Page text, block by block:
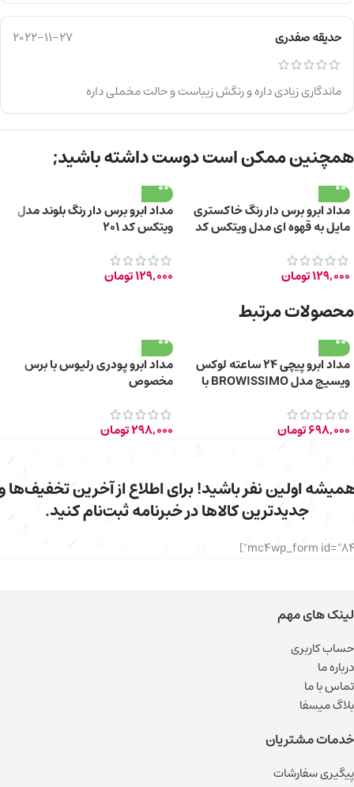
حدیقه صفدری 2022-11-27
ماندگاری زیادی داره و رنگش زیباست و حالت مخملی داره
همچنین ممکن است دوست داشته باشید;
مداد ابرو برس دار رنگ خاکستری
مایل به قهوه ای مدل ویتکس کد
129,000تومان
مداد ابرو برس دار رنگ بلوند مدل
ویتکس کد 201
129,000تومان
محصولات مرتبط
مداد ابرو پیچی 24 ساعته لوکس
ویسیج مدل BROWISSIMO با
698,000تومان
مداد ابرو پودری رلیوس با برس
مخصوص
298,000تومان
اولین نفر باشید! برای اطلاع از آخرین تخفیف‌ها
جدیدترین کالاها در خبرنامه ثبت‌نام کنید.
لینک های مهم
حساب کاربری
درباره ما
تماس با ما
بلاگ میسفا
خدمات مشتریان
پیگیری سفارشات